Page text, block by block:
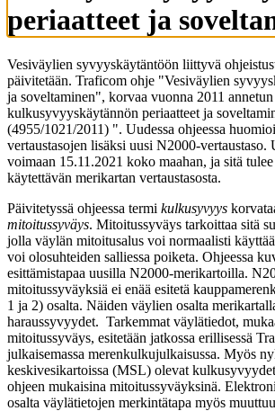
periaatteet ja
Vesiväylien syvyyskäytäntöön liittyvä
päivitetään. Traficom ohje "Vesiväylien
ja soveltaminen", korvaa vuonna 2011
kulkusyvyyskäytännön periaatteet ja
(4955/1021/2011) ". Uudessa ohjeessa
vertaustasojen lisäksi uusi N2000-vertaustaso.
voimaan 15.11.2021 koko maahan, ja sitä
käytettävän merikartan vertaustasosta.
Päivitetyssä ohjeessa termi kulkusyvyys
mitoitussyväys. Mitoitussyväys tarkoittaa sitä
jolla väylän mitoitusalus voi normaalisti
voi olosuhteiden salliessa poiketa. Ohjeessa
esittämistapaa uusilla N2000-merikartoilla.
mitoitussyväyksiä ei enää esitetä
1 ja 2) osalta. Näiden väylien osalta
haraussyvyydet. Tarkemmat väylätiedot,
mitoitussyväys, esitetään jatkossa erillisessä
julkaisemassa merenkulkujulkaisussa. Myös
keskivesikartoissa (MSL) olevat
ohjeen mukaisina mitoitussyväyksinä.
osalta väylätietojen merkintätapa myös